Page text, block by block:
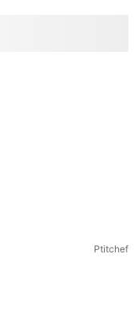
Ptitchef